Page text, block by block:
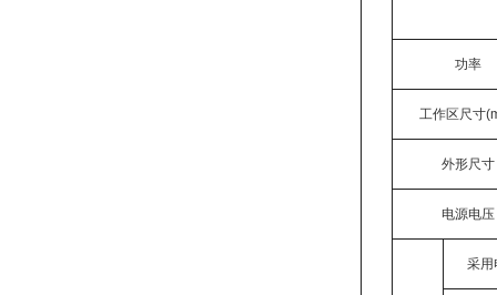
功率
工作区尺寸
外形尺寸
电源电压
采用